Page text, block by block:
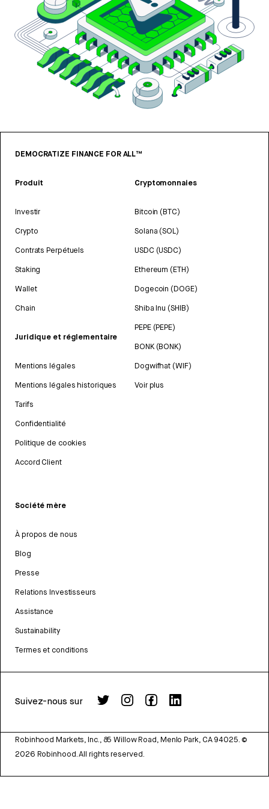
DEMOCRATIZE FINANCE FOR ALL™
Produit
Investir
Crypto
Contrats Perpétuels
Staking
Wallet
Chain
Juridique et réglementaire
Mentions légales
Mentions légales historiques
Tarifs
Confidentialité
Politique de cookies
Accord Client
Cryptomonnaies
Bitcoin (BTC)
Solana (SOL)
USDC (USDC)
Ethereum (ETH)
Dogecoin (DOGE)
Shiba Inu (SHIB)
PEPE (PEPE)
BONK (BONK)
Dogwifhat (WIF)
Voir plus
Société mère
À propos de nous
Blog
Presse
Relations Investisseurs
Assistance
Sustainability
Termes et conditions
Suivez-nous sur
Robinhood Markets, Inc., 85 Willow Road, Menlo Park, CA 94025. ©
2026 Robinhood. All rights reserved.